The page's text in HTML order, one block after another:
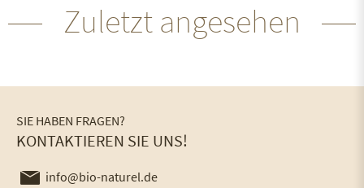
Zuletzt angesehen
SIE HABEN FRAGEN?
KONTAKTIEREN SIE UNS!
info@bio-naturel.de